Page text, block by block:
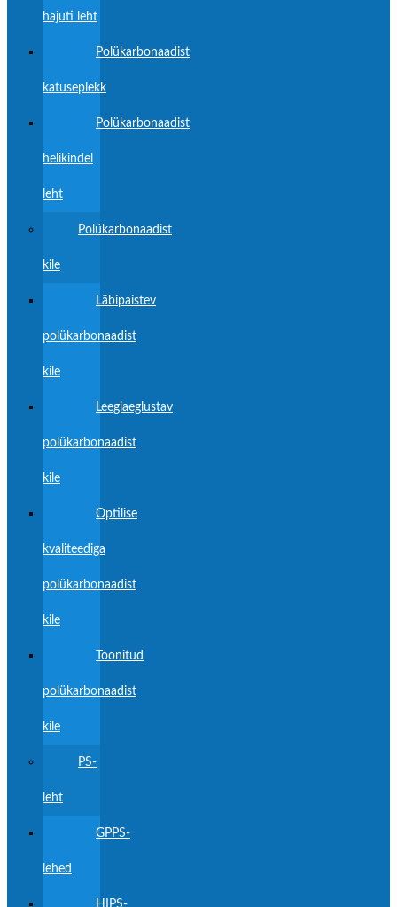
hajuti leht
Polükarbonaadist
katuseplekk
Polükarbonaadist
helikindel
leht
Polükarbonaadist
kile
Läbipaistev
polükarbonaadist
kile
Leegiaeglustav
polükarbonaadist
kile
Optilise
kvaliteediga
polükarbonaadist
kile
Toonitud
polükarbonaadist
kile
PS-
leht
GPPS-
lehed
HIPS-